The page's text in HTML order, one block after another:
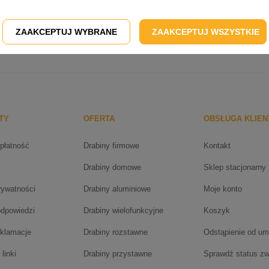
linki
OFERTA
Drabiny firmowe
Drabiny domowe
Drabiny aluminiowe
Drabiny wielofunkcyjne
Drabiny rozstawne
Drabiny przystawne
OBSŁUGA
Kontakt
Sklep stacjonarny
Moje konto
Koszyk
Odstąpienie od
Sprawdź status
ZAAKCEPTUJ WYBRANE ZAAKCEPTUJ WSZYSTKIE